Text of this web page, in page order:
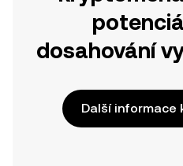
dosahování
Další informace